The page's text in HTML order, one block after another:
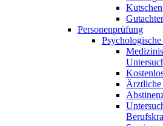
Personenprüfung
Ärztliche